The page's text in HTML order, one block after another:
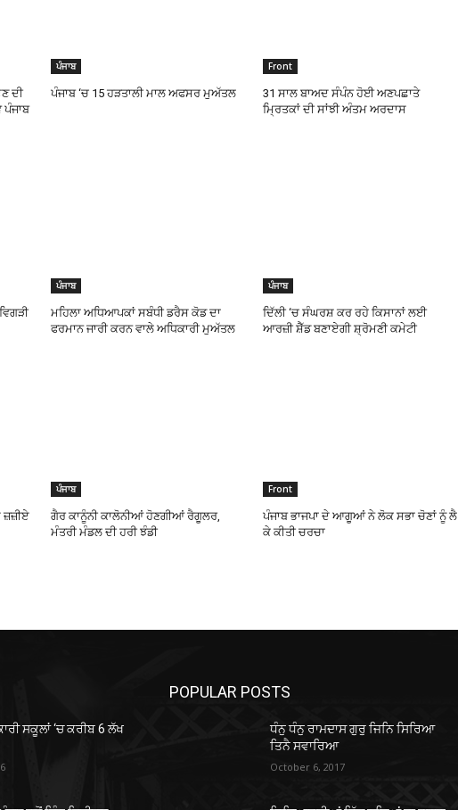
ਦੀ
ਪੰਜਾਬ
ਪੰਜਾਬ
ਪੰਜਾਬ ‘ਚ 15 ਹੜਤਾਲੀ ਮਾਲ ਅਫਸਰ ਮੁਅੱਤਲ
Front
31 ਸਾਲ ਬਾਅਦ ਸੰਪੰਨ ਹੋਈ ਅਣਪਛਾਤੇ
ਮਿ੍ਰਤਕਾਂ ਦੀ ਸਾਂਝੀ ਅੰਤਮ ਅਰਦਾਸ
ਪੰਜਾਬ
ਮਹਿਲਾ ਅਧਿਆਪਕਾਂ ਸਬੰਧੀ ਡਰੈਸ ਕੋਡ ਦਾ
ਫਰਮਾਨ ਜਾਰੀ ਕਰਨ ਵਾਲੇ ਅਧਿਕਾਰੀ ਮੁਅੱਤਲ
ਪੰਜਾਬ
ਦਿੱਲੀ ‘ਚ ਸੰਘਰਸ਼ ਕਰ ਰਹੇ ਕਿਸਾਨਾਂ ਲਈ
ਆਰਜ਼ੀ ਸ਼ੈੱਡ ਬਣਾਏਗੀ ਸ਼੍ਰੋਮਣੀ ਕਮੇਟੀ
ਜ਼ਜ਼ੀਏ
ਪੰਜਾਬ
ਗੈਰ ਕਾਨੂੰਨੀ ਕਾਲੋਨੀਆਂ ਹੋਣਗੀਆਂ ਰੈਗੂਲਰ,
ਮੰਤਰੀ ਮੰਡਲ ਦੀ ਹਰੀ ਝੰਡੀ
Front
ਪੰਜਾਬ ਭਾਜਪਾ ਦੇ ਆਗੂਆਂ ਨੇ ਲੋਕ ਸਭਾ ਚੋਣਾਂ ਨੂੰ ਲੈ
ਕੇ ਕੀਤੀ ਚਰਚਾ
ਸਕੂਲਾਂ ‘ਚ ਕਰੀਬ 6 ਲੱਖ
POPULAR POSTS
ਧੰਨੁ ਧੰਨੁ ਰਾਮਦਾਸ ਗੁਰੁ ਜਿਨਿ ਸਿਰਿਆ
ਤਿਨੈ ਸਵਾਰਿਆ
October 6, 2017